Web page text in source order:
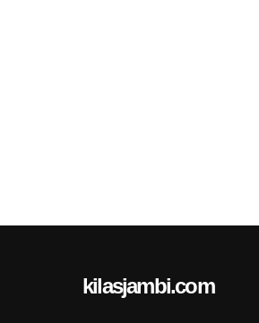
kilasjambi.com